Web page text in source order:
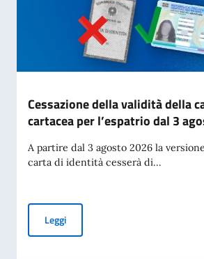
Cessazione della validità della
cartacea per l’espatrio dal 3
A partire dal 3 agosto 2026 la
carta di identità cesserà di...
LeggiCessazione della validità della